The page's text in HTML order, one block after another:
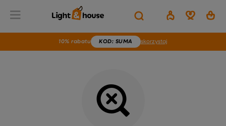
10% rabatu KOD: SUMA skorzystaj
Home Brak produktu